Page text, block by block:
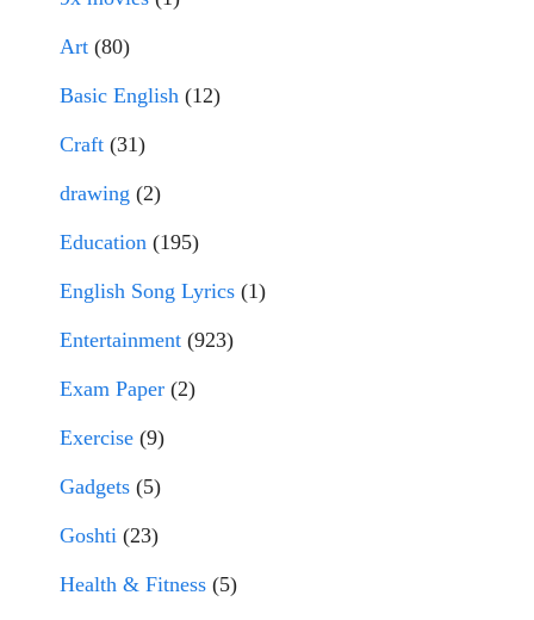
Art (80)
Basic English (12)
Craft (31)
drawing (2)
Education (195)
English Song Lyrics (1)
Entertainment (923)
Exam Paper (2)
Exercise (9)
Gadgets (5)
Goshti (23)
Health & Fitness (5)